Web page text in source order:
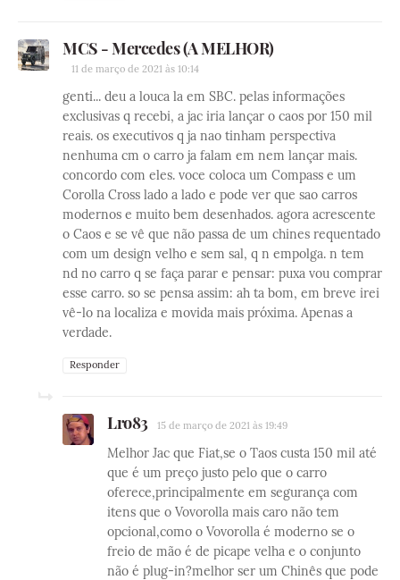
MCS - Mercedes (A MELHOR)
11 de março de 2021 às 10:14
genti... deu a louca la em SBC. pelas informações
exclusivas q recebi, a jac iria lançar o caos por 150 mil
reais. os executivos q ja nao tinham perspectiva
nenhuma cm o carro ja falam em nem lançar mais.
concordo com eles. voce coloca um Compass e um
Corolla Cross lado a lado e pode ver que sao carros
modernos e muito bem desenhados. agora acrescente
o Caos e se vê que não passa de um chines requentado
com um design velho e sem sal, q n empolga. n tem
nd no carro q se faça parar e pensar: puxa vou comprar
esse carro. so se pensa assim: ah ta bom, em breve irei
vê-lo na localiza e movida mais próxima. Apenas a
verdade.
Responder
Lro83 15 de março de 2021 às 19:49
Melhor Jac que Fiat,se o Taos custa 150 mil até
que é um preço justo pelo que o carro
oferece,principalmente em segurança com
itens que o Vovorolla mais caro não tem
opcional,como o Vovorolla é moderno se o
freio de mão é de picape velha e o conjunto
não é plug-in?melhor ser um Chinês que pode